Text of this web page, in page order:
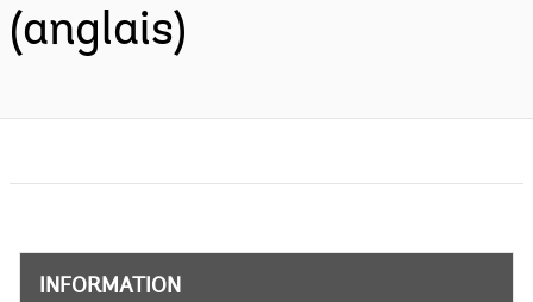
(anglais)
INFORMATION